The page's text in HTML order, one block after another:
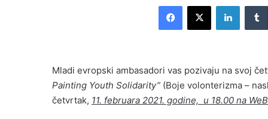
Facebook
X LinkedIn
Mladi evropski ambasadori vas pozivaju na svoj
Painting Youth Solidarity” (Boje volonterizma –
četvrtak, 11. februara 2021. godine, u 18.00 na